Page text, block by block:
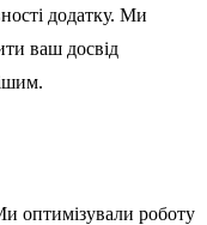
додатку. Ми
ваш досвід
оптимізували роботу